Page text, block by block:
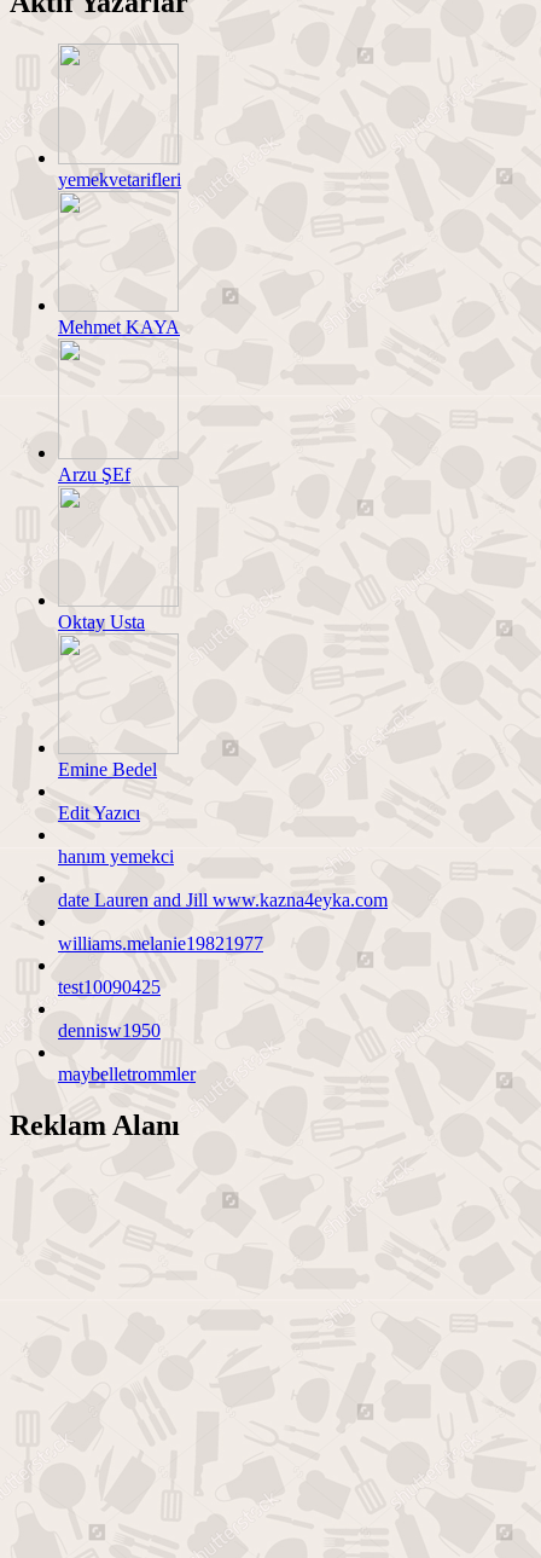
yemekvetarifleri
Mehmet KAYA
Arzu ŞEf
Oktay Usta
Emine Bedel
Edit Yazıcı
hanım yemekci
date Lauren and Jill www.kazna4eyka.com
williams.melanie19821977
test10090425
dennisw1950
maybelletrommler
Reklam Alanı